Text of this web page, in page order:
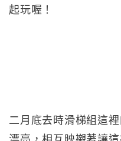
起玩喔！
二月底去時滑梯組這